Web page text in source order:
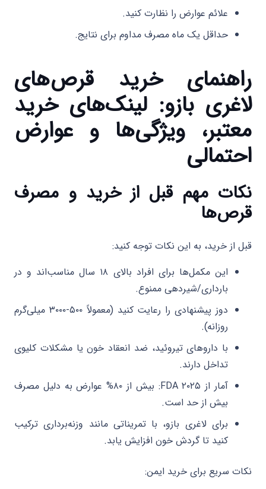
علائم عوارض را نظارت کنید.
حداقل یک ماه مصرف مداوم برای نتایج.
راهنمای خرید قرص‌های
لاغری بازو: لینک‌های خرید
معتبر، ویژگی‌ها و عوارض
احتمالی
نکات مهم قبل از خرید و مصرف
قرص‌ها
قبل از خرید، به این نکات توجه کنید:
این مکمل‌ها برای افراد بالای ۱۸ سال مناسب‌اند و در
بارداری/شیردهی ممنوع.
دوز پیشنهادی را رعایت کنید (معمولاً ۵۰۰-۳۰۰۰ میلی‌گرم
روزانه).
با داروهای تیروئید، ضد انعقاد خون یا مشکلات کلیوی
تداخل دارند.
آمار از FDA ۲۰۲۵: بیش از ۸۰% عوارض به دلیل مصرف
بیش از حد است.
برای لاغری بازو، با تمریناتی مانند وزنه‌برداری ترکیب
کنید تا گردش خون افزایش یابد.
نکات سریع برای خرید ایمن: